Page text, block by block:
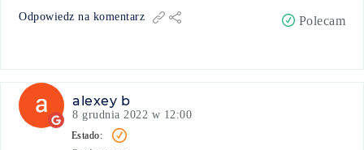
Odpowiedz na komentarz Polecam
alexey b
8 grudnia 2022 w 12:00